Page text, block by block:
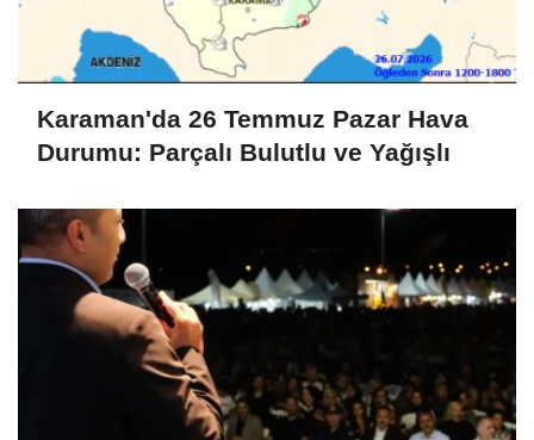
Karaman'da 26 Temmuz Pazar Hava
Durumu: Parçalı Bulutlu ve Yağışlı